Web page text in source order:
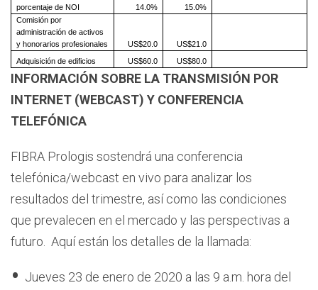
porcentaje de NOI
14.0%
15.0%
Comisión por
administración de activos
y honorarios profesionales
US$20.0
US$21.0
Adquisición de edificios
US$60.0 US$80.0
INFORMACIÓN SOBRE LA TRANSMISIÓN POR
INTERNET (WEBCAST) Y CONFERENCIA
TELEFÓNICA
FIBRA Prologis sostendrá una conferencia
telefónica/webcast en vivo para analizar los
resultados del trimestre, así como las condiciones
que prevalecen en el mercado y las perspectivas a
futuro. Aquí están los detalles de la llamada:
Jueves 23 de enero de 2020 a las 9 a.m. hora del